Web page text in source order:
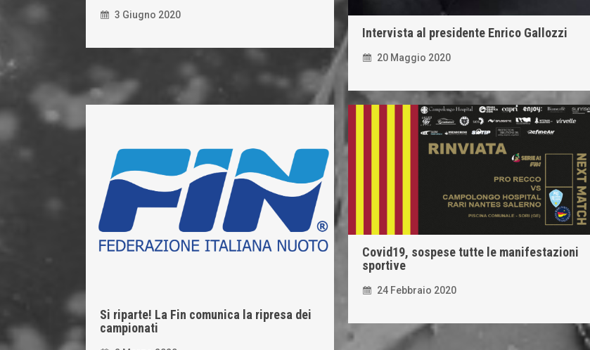
3 Giugno 2020
Intervista al presidente Enrico Gallozzi
20 Maggio 2020
Si riparte! La Fin comunica la ripresa dei
campionati
Covid19, sospese tutte le manifestazioni
sportive
24 Febbraio 2020